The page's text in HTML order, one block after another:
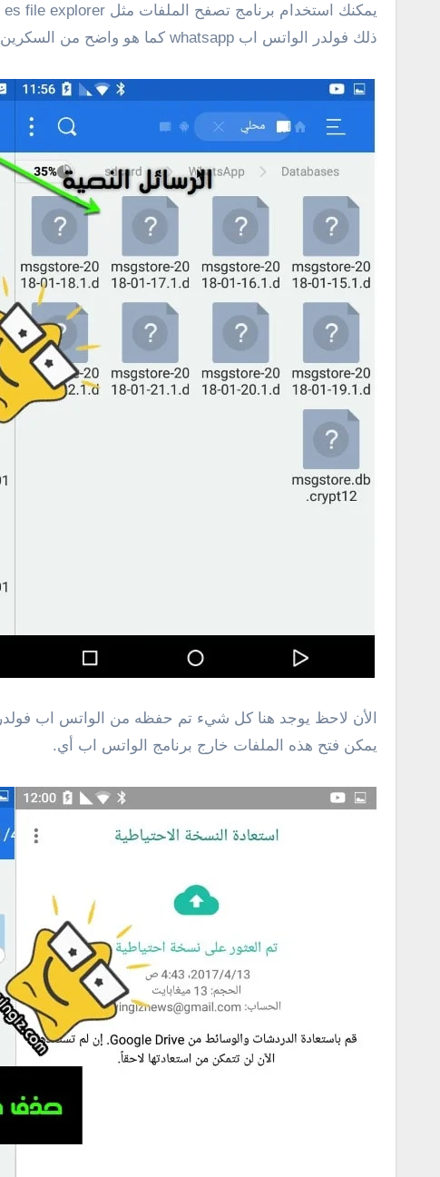
ذلك فولدر الواتس اب whatsapp كما هو واضح من السكرين شوت .
يمكن فتح هذه الملفات خارج برنامج الواتس اب أي.